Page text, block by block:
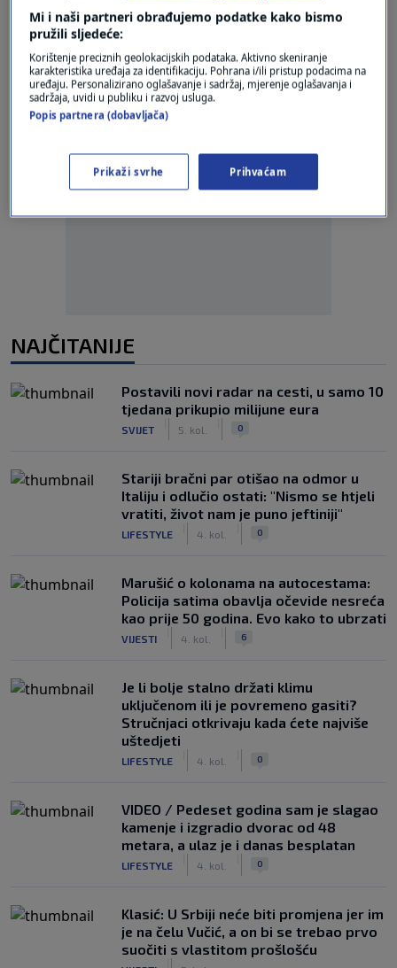
NAJČITANIJE
Postavili novi radar na cesti, u samo 10
tjedana prikupio milijune eura
SVIJET 5. kol. 0
Stariji bračni par otišao na odmor u
Italiju i odlučio ostati: "Nismo se htjeli
vratiti, život nam je puno jeftiniji"
LIFESTYLE 4. kol. 0
Marušić o kolonama na autocestama:
Policija satima obavlja očevide nesreća
kao prije 50 godina. Evo kako to ubrzati
VIJESTI 4. kol. 6
Je li bolje stalno držati klimu
uključenom ili je povremeno gasiti?
Stručnjaci otkrivaju kada ćete najviše
uštedjeti
LIFESTYLE 4. kol. 0
VIDEO / Pedeset godina sam je slagao
kamenje i izgradio dvorac od 48
metara, a ulaz je i danas besplatan
LIFESTYLE 4. kol. 0
Klasić: U Srbiji neće biti promjena jer im
je na čelu Vučić, a on bi se trebao prvo
suočiti s vlastitom prošlošću
Mi i naši partneri obrađujemo podatke kako bismo
pružili sljedeće:
Korištenje preciznih geolokacijskih podataka. Aktivno skeniranje
karakteristika uređaja za identifikaciju. Pohrana i/ili pristup podacima na
uređaju. Personalizirano oglašavanje i sadržaj, mjerenje oglašavanja i
sadržaja, uvidi u publiku i razvoj usluga.
Popis partnera (dobavljača)
Prikaži svrhe Prihvaćam